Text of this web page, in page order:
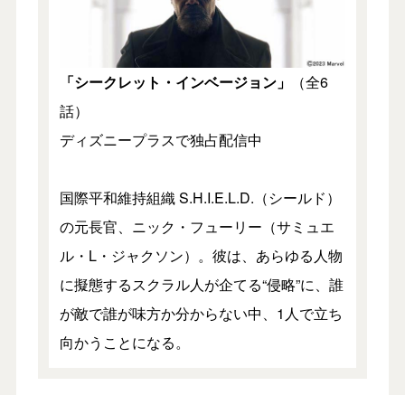
「シークレット・インベージョン」
（全6
話）
ディズニープラスで独占配信中
国際平和維持組織 S.H.I.E.L.D.（シールド）
の元長官、ニック・フューリー（サミュエ
ル・L・ジャクソン）。彼は、あらゆる人物
に擬態するスクラル人が企てる“侵略”に、誰
が敵で誰が味方か分からない中、1人で立ち
向かうことになる。